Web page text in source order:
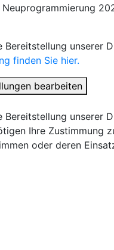
unserer
finden Sie hier.
bearbeiten
unserer
Ihre Zustimmung
oder deren